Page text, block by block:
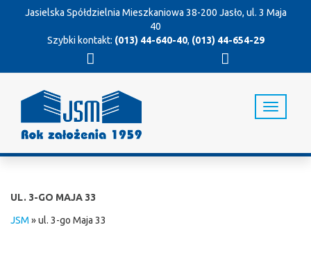
Jasielska Spółdzielnia Mieszkaniowa 38-200 Jasło, ul. 3 Maja
40
Szybki kontakt: (013) 44-640-40, (013) 44-654-29
T
o
UL. 3-GO MAJA 33
JSM »ul. 3-go Maja 33